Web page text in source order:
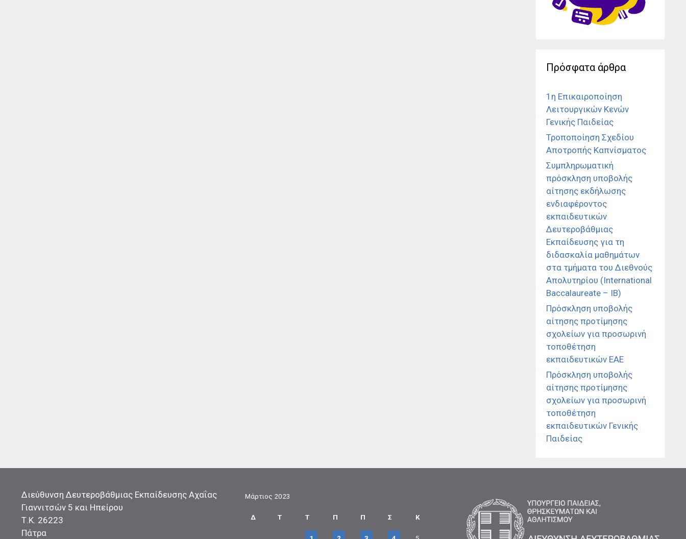
Πρόσφατα άρθρα
1η Επικαιροποίηση
Λειτουργικών Κενών
Γενικής Παιδείας
Τροποποίηση Σχεδίου
Αποτροπής Καπνίσματος
Συμπληρωματική
πρόσκληση υποβολής
αίτησης εκδήλωσης
ενδιαφέροντος
εκπαιδευτικών
Δευτεροβάθμιας
Εκπαίδευσης για τη
διδασκαλία μαθημάτων
στα τμήματα του Διεθνούς
Απολυτηρίου (International
Baccalaureate – IB)
Πρόσκληση υποβολής
αίτησης προτίμησης
σχολείων για προσωρινή
τοποθέτηση
εκπαιδευτικών ΕΑΕ
Πρόσκληση υποβολής
αίτησης προτίμησης
σχολείων για προσωρινή
τοποθέτηση
εκπαιδευτικών Γενικής
Παιδείας
Διεύθυνση Δευτεροβάθμιας Εκπαίδευσης Αχαΐας
Γιαννιτσών 5 και Ηπείρου
Τ.Κ. 26223
Πάτρα
Μάρτιος 2023
Δ Τ Τ Π Π Σ Κ